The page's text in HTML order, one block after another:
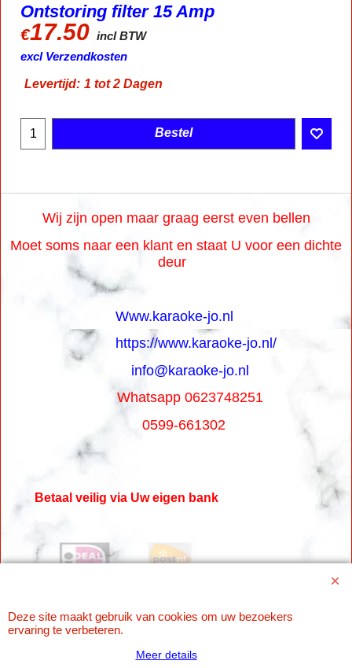
Ontstoring filter 15 Amp
€17.50 incl BTW
excl Verzendkosten
Levertijd: 1 tot 2 Dagen
Bestel
Wij zijn open maar graag eerst even bellen
Moet soms naar een klant en staat U voor een dichte
deur
Www.karaoke-jo.nl
https://www.karaoke-jo.nl/
info@karaoke-jo.nl
Whatsapp 0623748251
0599-661302
Betaal veilig via Uw eigen bank
Deze site maakt gebruik van cookies om uw bezoekers
ervaring te verbeteren.
Meer details